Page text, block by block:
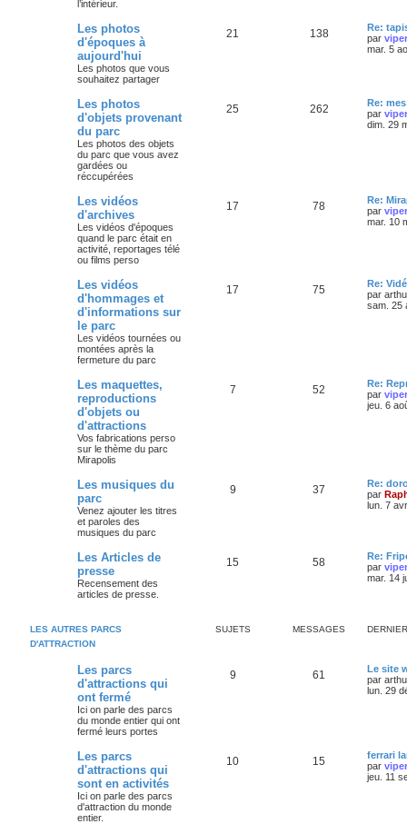
l’intérieur.
Les photos
d'époques à
aujourd'hui
Les photos que vous
souhaitez partager
21 138
Re:
par
mar. 5
Les photos
d'objets provenant
du parc
Les photos des objets
du parc que vous avez
gardées ou
réccupérées
25 262
Re:
par
dim. 29
Les vidéos
d'archives
Les vidéos d'époques
quand le parc était en
activité, reportages télé
ou films perso
17 78
Re:
par
mar. 10
Les vidéos
d'hommages et
d'informations sur
le parc
Les vidéos tournées ou
montées après la
fermeture du parc
17 75
Re:
par
sam. 25
Les maquettes,
reproductions
d'objets ou
d'attractions
Vos fabrications perso
sur le thème du parc
Mirapolis
7 52
Re:
par
jeu. 6
Les musiques du
parc
Venez ajouter les titres
et paroles des
musiques du parc
9 37
Re:
par
lun. 7
Les Articles de
presse
Recensement des
articles de presse.
15 58
Re:
par
mar. 14
LES AUTRES PARCS
D'ATTRACTION
SUJETS MESSAGES
Les parcs
d'attractions qui
ont fermé
Ici on parle des parcs
du monde entier qui ont
fermé leurs portes
9 61
Le site
par
lun. 29
Les parcs
d'attractions qui
sont en activités
Ici on parle des parcs
d'attraction du monde
entier.
10 15
ferrari
par
jeu. 11